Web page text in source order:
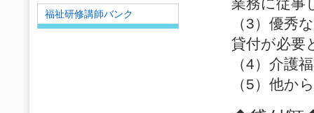
（3）優秀
貸付が必要
（4）介護
（5）他か
福祉研修講師バンク